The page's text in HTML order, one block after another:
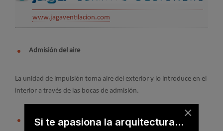
www.jagaventilacion.com
Admisión del aire
La unidad de impulsión toma aire del exterior y lo introduce en el
interior a través de las bocas de admisión.
Circulación del aire ×
Si te apasiona la arquitectura...